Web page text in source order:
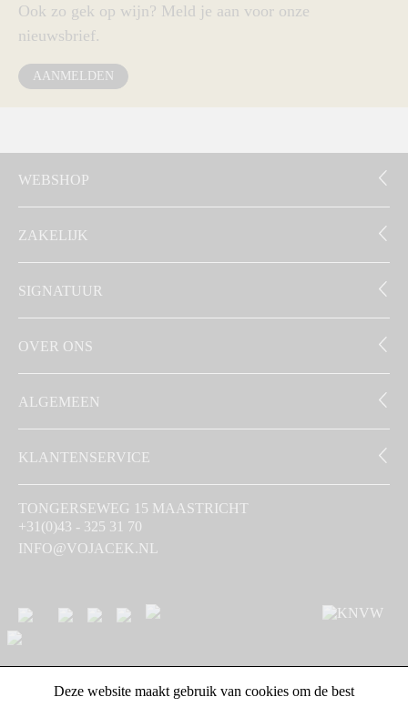
Ook zo gek op wijn? Meld je aan voor onze
nieuwsbrief.
AANMELDEN
WEBSHOP
ZAKELIJK
SIGNATUUR
OVER ONS
ALGEMEEN
KLANTENSERVICE
TONGERSEWEG 15 MAASTRICHT
+31(0)43 - 325 31 70
INFO@VOJACEK.NL
Deze website maakt gebruik van cookies om de best